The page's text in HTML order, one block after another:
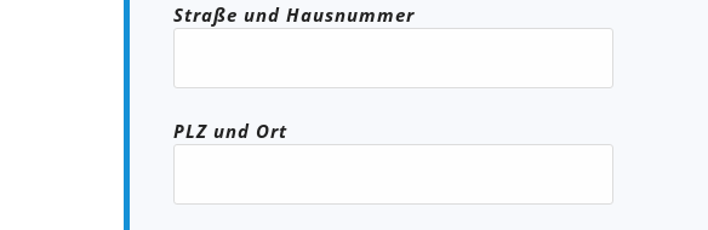
Straße und Hausnummer
PLZ und Ort